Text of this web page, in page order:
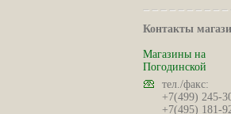
Контакты
Магазины на
Погодинской
тел./факс:
+7(499) 245-
+7(495) 181-